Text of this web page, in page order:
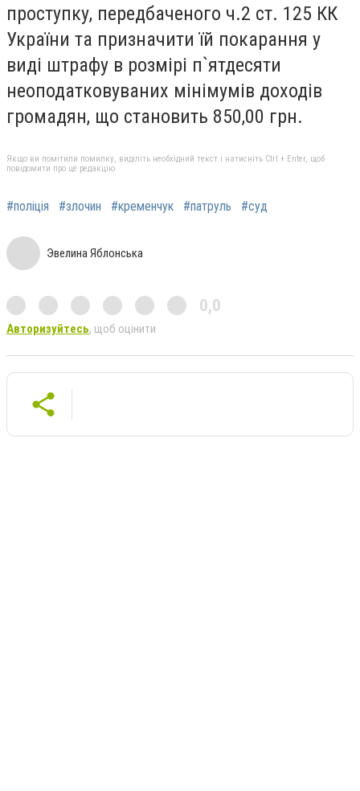
проступку, передбаченого ч.2 ст. 125 КК
України та призначити їй покарання у
виді штрафу в розмірі п`ятдесяти
неоподатковуваних мінімумів доходів
громадян, що становить 850,00 грн.
Якщо ви помітили помилку, виділіть необхідний текст і натисніть Ctrl + Enter, щоб
повідомити про це редакцію
#поліція #злочин #кременчук #патруль #суд
Эвелина Яблонська
0,0
Авторизуйтесь, щоб оцінити